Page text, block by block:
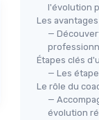
l'évolution
Les
—
Étapes clés
— Les
Le rôle du
—
évolution